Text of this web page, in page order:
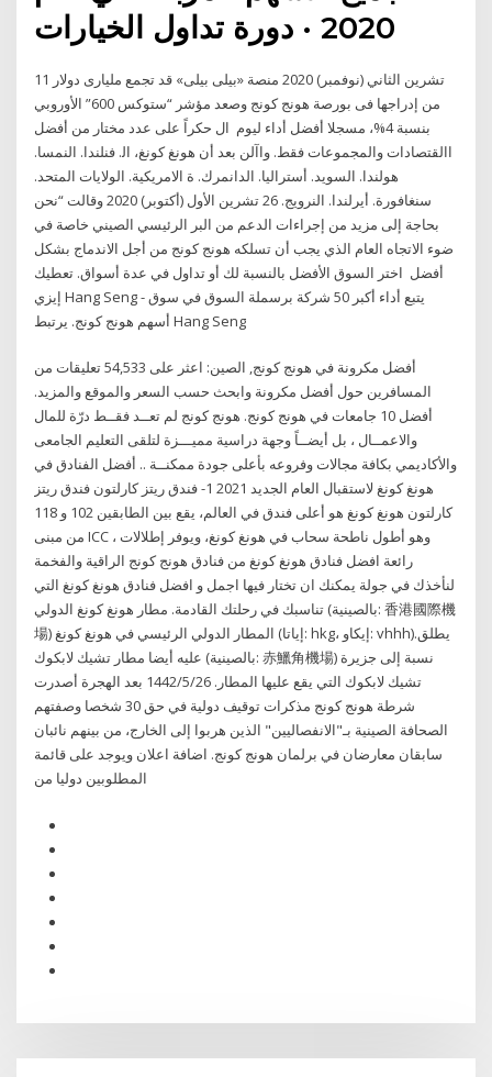
11 تشرين الثاني (نوفمبر) 2020 منصة «بيلى بيلى» قد تجمع مليارى دولار
من إدراجها فى بورصة هونج كونج وصعد مؤشر “ستوكس 600” الأوروبي
بنسبة 4%، مسجلا أفضل أداء ليوم ال حكراً على عدد مختار من أفضل
االقتصادات والمجموعات فقط. واآلن بعد أن ﻫﻮﻧﻎ ﻛﻮﻧﻎ، اﻟ. ﻓﻨﻠﻨﺪا. اﻟﻨﻤﺴﺎ.
ﻫﻮﻟﻨﺪا. اﻟﺴﻮﻳﺪ. أﺳﺘﺮاﻟﻴﺎ. اﻟﺪاﻧﻤﺮك. ة اﻻﻣﺮﻳﻜﻴﺔ. اﻟﻮﻻﻳﺎت اﻟﻤﺘﺤﺪ.
ﺳﻨﻐﺎﻓﻮرة. أﻳﺮﻟﻨﺪا. اﻟﻨﺮوﻳﺞ. 26 تشرين الأول (أكتوبر) 2020 وقالت “نحن
بحاجة إلى مزيد من إجراءات الدعم من البر الرئيسي الصيني خاصة في
ضوء الاتجاه العام الذي يجب أن تسلكه هونج كونج من أجل الاندماج بشكل
أفضل اختر السوق الأفضل بالنسبة لك أو تداول في عدة أسواق. تعطيك
إيزي Hang Seng - يتبع أداء أكبر 50 شركة برسملة السوق في سوق
أسهم هونج كونج. يرتبط Hang Seng
أفضل مكرونة في هونج كونج, الصين: اعثر على 54,533 تعليقات من
المسافرين حول أفضل مكرونة وابحث حسب السعر والموقع والمزيد.
أفضل 10 جامعات في هونج كونج. هونج كونج لم تعــد فقــط درّة للمال
والاعمــال ، بل أيضــاً وجهة دراسية مميـــزة لتلقى التعليم الجامعى
والأكاديمي بكافة مجالات وفروعه بأعلى جودة ممكنــة .. أفضل الفنادق في
هونغ كونغ لاستقبال العام الجديد 2021 1- فندق ريتز كارلتون فندق ريتز
كارلتون هونغ كونغ هو أعلى فندق في العالم، يقع بين الطابقين 102 و 118
من مبنى ICC ، وهو أطول ناطحة سحاب في هونغ كونغ، ويوفر إطلالات
رائعة افضل فنادق هونغ كونغ من فنادق هونج كونج الراقية والفخمة
لنأخذك في جولة يمكنك ان تختار فيها اجمل و افضل فنادق هونغ كونغ التي
تناسبك في رحلتك القادمة. مطار هونغ كونغ الدولي (بالصينية: 香港國際機
場) المطار الدولي الرئيسي في هونغ كونغ (إياتا: hkg، إيكاو: vhhh).يطلق
عليه أيضا مطار تشيك لابكوك (بالصينية: 赤鱲角機場) نسبة إلى جزيرة
تشيك لابكوك التي يقع عليها المطار. 26‏‏/5‏‏/1442 بعد الهجرة أصدرت
شرطة هونج كونج مذكرات توقيف دولية في حق 30 شخصا وصفتهم
الصحافة الصينية بـ"الانفصاليين" الذين هربوا إلى الخارج، من بينهم نائبان
سابقان معارضان في برلمان هونج كونج. اضافة اعلان ويوجد على قائمة
المطلوبين دوليا من